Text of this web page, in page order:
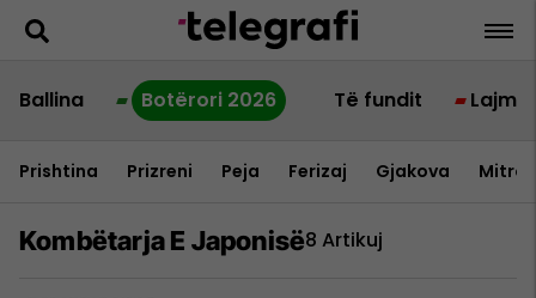
Ballina Botërori 2026 Të fundit Lajme
Prishtina Prizreni Peja Ferizaj Gjakova
Kombëtarja E Japonisë8 Artikuj